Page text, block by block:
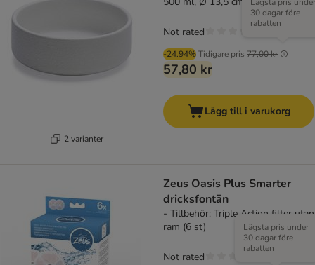
2 varianter
-24.94%Tidigare pris 77,00 kr
30 dagar före
rabatten
57,80 kr
Not rated
Lägg till i varukorg
Zeus Oasis Plus Smarter
dricksfontän
- Tillbehör: Triple Action filter utan
ram (6 st)
Lägsta pris under
30 dagar före
rabatten
Not rated